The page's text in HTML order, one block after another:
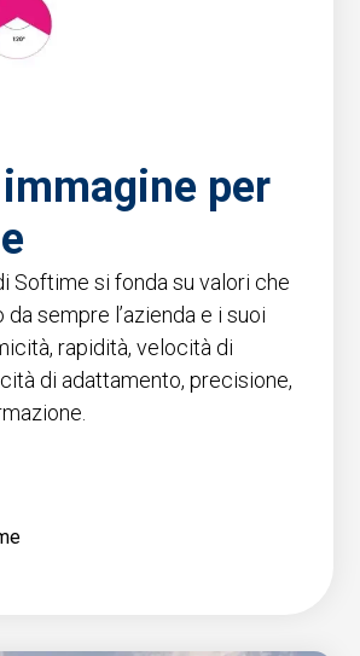
per
Softime si fonda su valori che
sempre l’azienda e i suoi
rapidità, velocità di
di adattamento, precisione,